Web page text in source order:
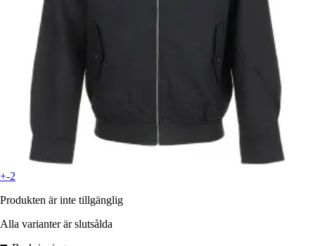
+-2
Produkten är inte tillgänglig
Alla varianter är slutsålda